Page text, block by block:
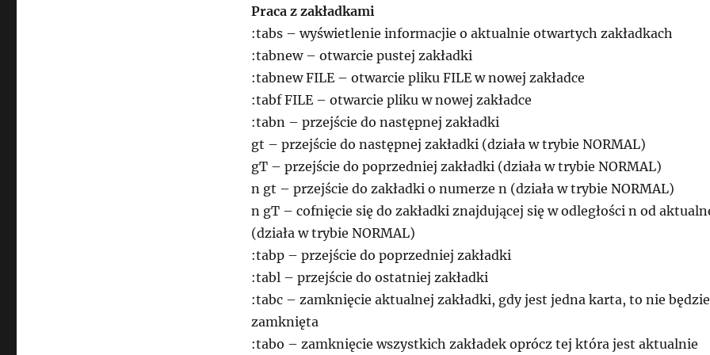
Praca z zakładkami
:tabs – wyświetlenie informacjie o aktualnie otwartych zakładkach
:tabnew – otwarcie pustej zakładki
:tabnew FILE – otwarcie pliku FILE w nowej zakładce
:tabf FILE – otwarcie pliku w nowej zakładce
:tabn – przejście do następnej zakładki
gt – przejście do następnej zakładki (działa w trybie NORMAL)
gT – przejście do poprzedniej zakładki (działa w trybie NORMAL)
n gt – przejście do zakładki o numerze n (działa w trybie NORMAL)
n gT – cofnięcie się do zakładki znajdującej się w odległości n od
(działa w trybie NORMAL)
:tabp – przejście do poprzedniej zakładki
:tabl – przejście do ostatniej zakładki
:tabc – zamknięcie aktualnej zakładki, gdy jest jedna karta, to nie będzie
zamknięta
:tabo – zamknięcie wszystkich zakładek oprócz tej która jest aktualnie